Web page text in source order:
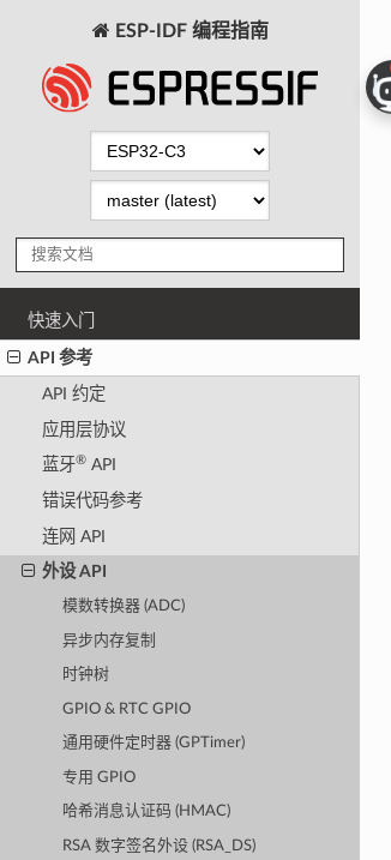
ESP-IDF 编程指南
快速入门
API 参考
API 约定
应用层协议
蓝牙®API
错误代码参考
连网 API
外设 API
模数转换器 (ADC)
异步内存复制
时钟树
GPIO & RTC GPIO
通用硬件定时器 (GPTimer)
专用 GPIO
哈希消息认证码 (HMAC)
RSA 数字签名外设 (RSA_DS)